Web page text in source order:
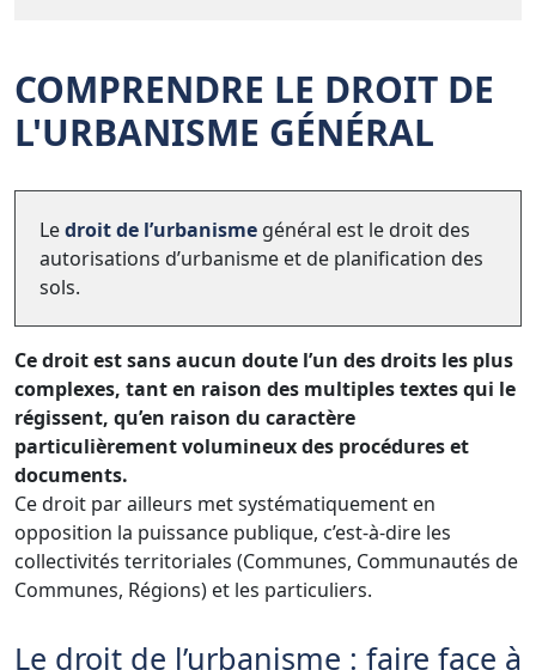
COMPRENDRE LE DROIT DE
L'URBANISME GÉNÉRAL
Ledroit de l’urbanisme général est le droit des
autorisations d’urbanisme et de planification des
sols.
Ce droit est sans aucun doute l’un des droits les plus
complexes, tant en raison des multiples textes qui le
régissent, qu’en raison du caractère
particulièrement volumineux des procédures et
documents.
Ce droit par ailleurs met systématiquement en
opposition la puissance publique, c’est-à-dire les
collectivités territoriales (Communes, Communautés de
Communes, Régions) et les particuliers.
Le droit de l’urbanisme : faire face à